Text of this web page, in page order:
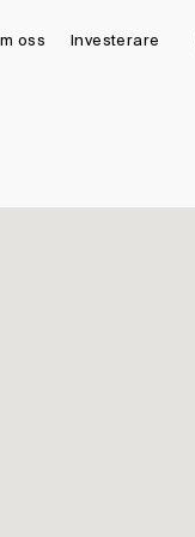
oss Investerare